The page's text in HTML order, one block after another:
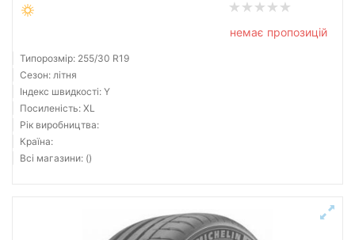
немає пропозицій
Типорозмір: 255/30 R19
Сезон: літня
Індекс швидкості: Y
Посиленість: XL
Рік виробництва:
Країна:
Всі магазини: ()